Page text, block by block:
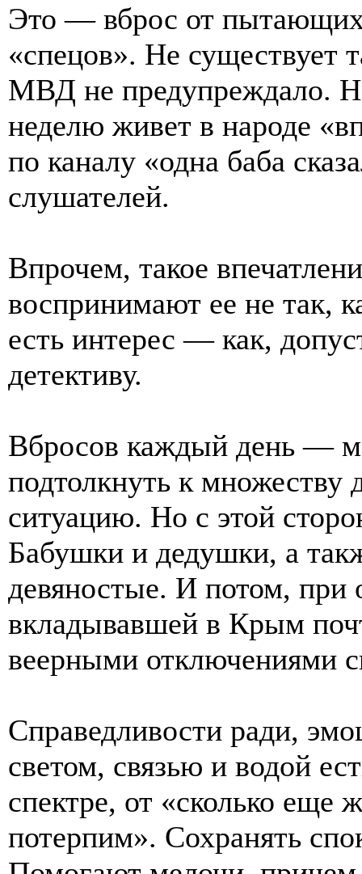
Это — вброс от
«спецов». Не существует
МВД не предупреждало.
неделю живет в народе
по каналу «одна баба
слушателей.
Впрочем, такое
воспринимают ее не так,
есть интерес — как,
детективу.
Вбросов каждый день —
подтолкнуть к множеству
ситуацию. Но с этой
Бабушки и дедушки, а
девяностые. И потом, при
вкладывавшей в Крым
веерными отключениями
Справедливости ради,
светом, связью и водой
спектре, от «сколько еще
потерпим». Сохранять